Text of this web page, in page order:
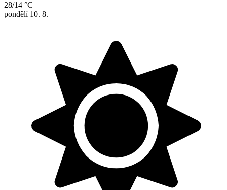
28/14 °C
pondělí 10. 8.